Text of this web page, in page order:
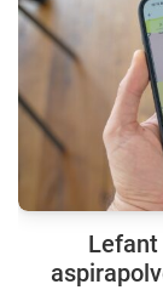
Lefant